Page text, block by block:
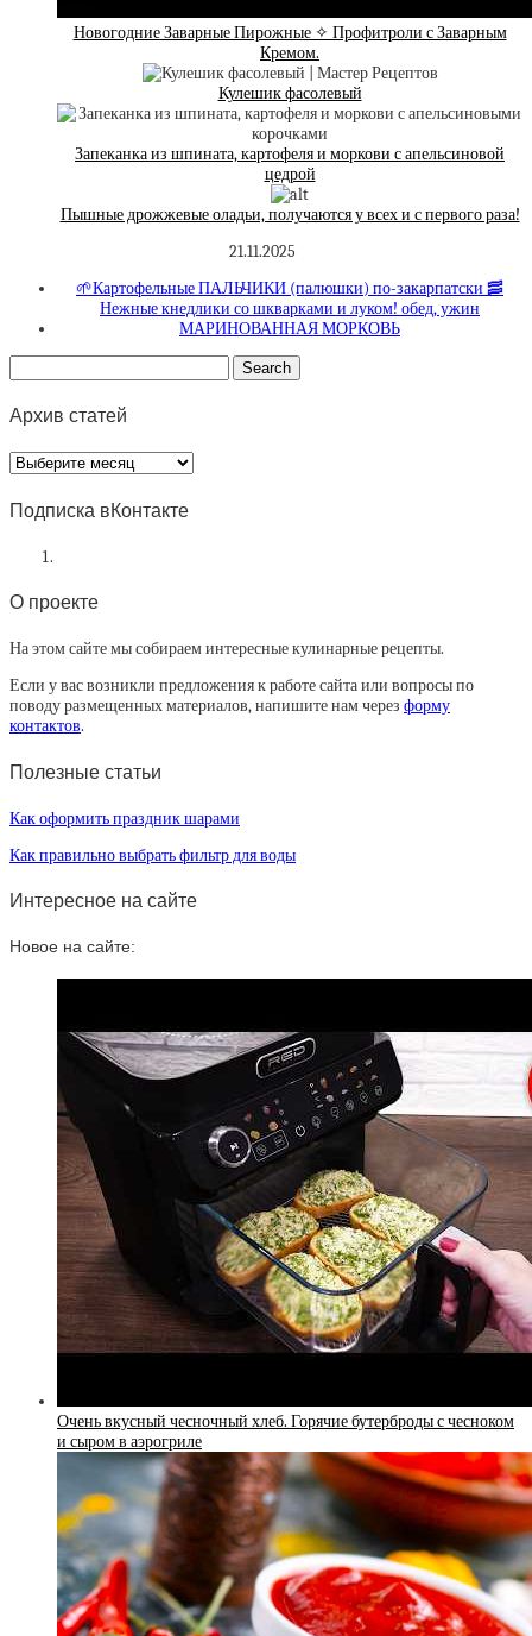
Новогодние Заварные Пирожные ✧ Профитроли с Заварным
Кремом.
Кулешик фасолевый
Запеканка из шпината, картофеля и моркови с апельсиновой
цедрой
Пышные дрожжевые оладьи, получаются у всех и с первого раза!
21.11.2025
🌱Картофельные ПАЛЬЧИКИ (палюшки) по-закарпатски 🥓
Нежные кнедлики со шкварками и луком! обед, ужин
МАРИНОВАННАЯ МОРКОВЬ
Архив статей
Архив
статей
Подписка вКонтакте
О проекте
На этом сайте мы собираем интересные кулинарные рецепты.
Если у вас возникли предложения к работе сайта или вопросы по
поводу размещенных материалов, напишите нам через форму
контактов.
Полезные статьи
Как оформить праздник шарами
Как правильно выбрать фильтр для воды
Интересное на сайте
Новое на сайте:
Очень вкусный чесночный хлеб. Горячие бутерброды с чесноком
и сыром в аэрогриле